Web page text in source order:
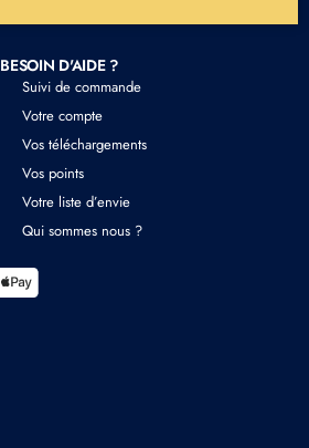
BESOIN D'AIDE ?
Suivi de commande
Votre compte
Vos téléchargements
Vos points
Votre liste d’envie
Qui sommes nous ?